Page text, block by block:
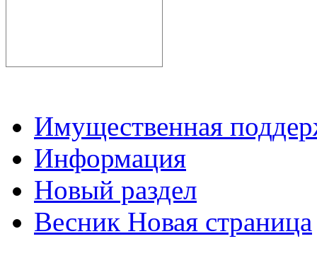
Имущественная
Информация
Новый раздел
Весник Новая страница